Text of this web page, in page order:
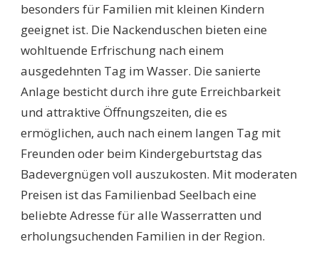
besonders für Familien mit kleinen Kindern
geeignet ist. Die Nackenduschen bieten eine
wohltuende Erfrischung nach einem
ausgedehnten Tag im Wasser. Die sanierte
Anlage besticht durch ihre gute Erreichbarkeit
und attraktive Öffnungszeiten, die es
ermöglichen, auch nach einem langen Tag mit
Freunden oder beim Kindergeburtstag das
Badevergnügen voll auszukosten. Mit moderaten
Preisen ist das Familienbad Seelbach eine
beliebte Adresse für alle Wasserratten und
erholungsuchenden Familien in der Region.